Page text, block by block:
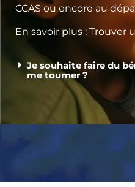
CCAS ou encore au
En savoir plus : Trouver
Je souhaite faire du
me tourner ?